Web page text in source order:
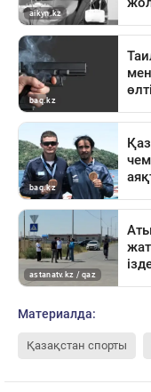
Материалда:
Қазақстан спорты